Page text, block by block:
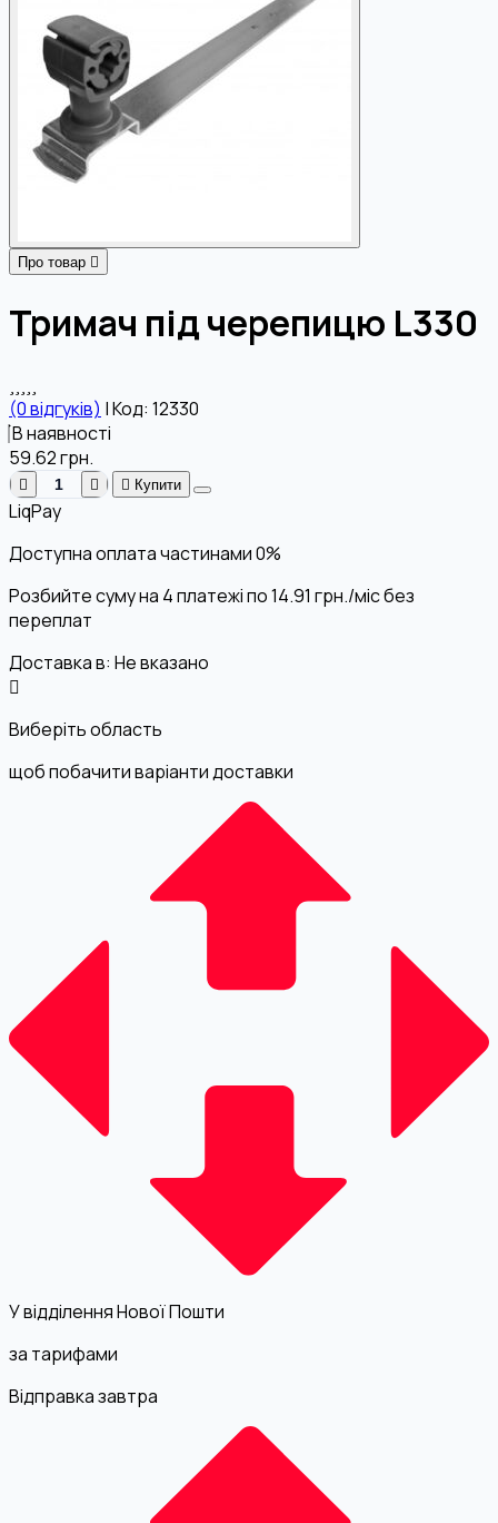
Про товар
Тримач під черепицю L330
(0 відгуків) |Код: 12330
В наявності
59.62грн.
Купити
LiqPay
Доступна оплата частинами0%
Розбийте суму на 4 платежі по14.91 грн./міс без
переплат
Доставка в: Не вказано
Виберіть область
щоб побачити варіанти доставки
У відділення Нової Пошти
за тарифами
Відправка завтра